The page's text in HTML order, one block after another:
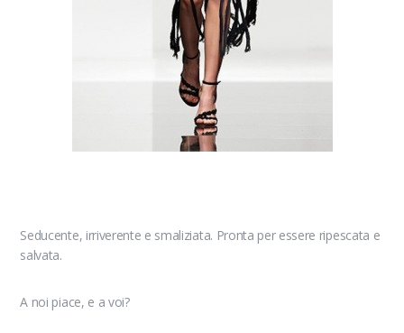
Seducente, irriverente e smaliziata. Pronta per essere ripescata e
salvata.
A noi piace, e a voi?